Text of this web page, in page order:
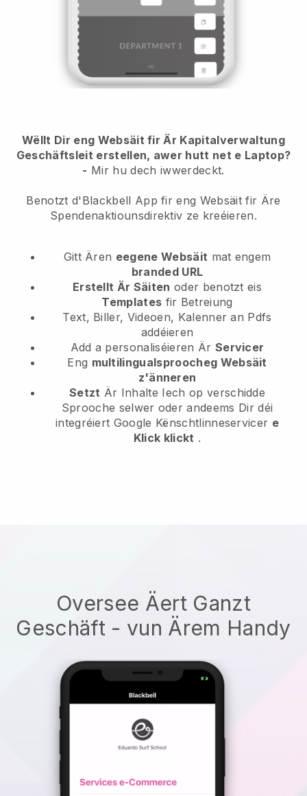
Wëllt Dir eng Websäit fir Är Kapitalverwaltung
Geschäftsleit erstellen, awer hutt net e Laptop?
- Mir hu dech iwwerdeckt.
Benotzt d'Blackbell App fir eng Websäit fir Äre
Spendenaktiounsdirektiv ze kreéieren.
Gitt Ären eegene Websäit mat engem
branded URL
Erstellt Är Säiten oder benotzt eis
Templates fir Betreiung
Text, Biller, Videoen, Kalenner an Pdfs
addéieren
Add a personaliséieren Är Servicer
Eng multilingualsproocheg Websäit
z'änneren
Setzt Är Inhalte Iech op verschidde
Sprooche selwer oder andeems Dir déi
integréiert Google Kënschtlinneservicer e
Klick klickt .
Oversee Äert Ganzt
Geschäft - vun Ärem Handy